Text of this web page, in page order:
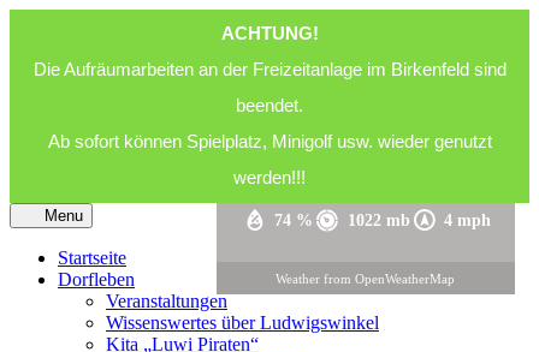
ACHTUNG!
Die Aufräumarbeiten an der Freizeitanlage im Birkenfeld sind
beendet.
Ab sofort können Spielplatz, Minigolf usw. wieder genutzt
werden!!!
Menu
Startseite
Dorfleben
Veranstaltungen
Wissenswertes über Ludwigswinkel
Kita „Luwi Piraten“
16 °C
Klarer Himmel
74 % 1022 mb 4 mph
Weather from OpenWeatherMap